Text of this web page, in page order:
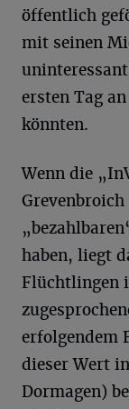
öffentlich
mit seinen
ersten Tag
könnten.
Wenn die
haben, liegt
Flüchtlingen
erfolgendem
dieser Wert
Dormagen)